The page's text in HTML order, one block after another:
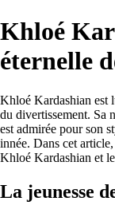
Khloé
éternelle
Khloé Kardashian est
du divertissement. Sa
est admirée pour son
innée. Dans cet
Khloé Kardashian et
La jeunesse